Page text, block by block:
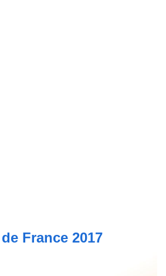
France 2017